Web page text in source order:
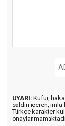
UYARI: Küfür,
saldırı içeren, imla
Türkçe karakter